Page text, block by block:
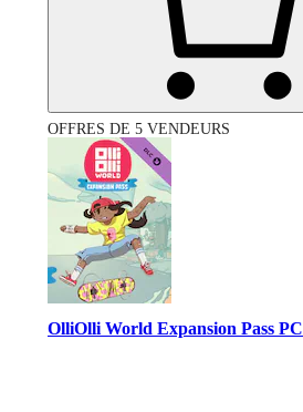
OFFRES DE 5 VENDEURS
OlliOlli World Expansion Pass PC